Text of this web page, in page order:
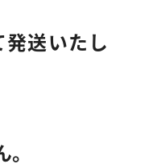
送いたし